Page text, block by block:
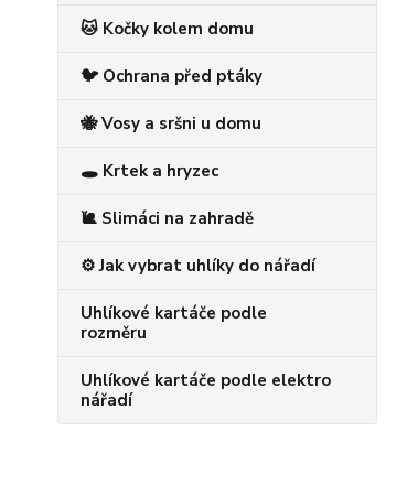
🐱 Kočky kolem domu
🐦 Ochrana před ptáky
🐝 Vosy a sršni u domu
🕳️ Krtek a hryzec
🐌 Slimáci na zahradě
⚙️ Jak vybrat uhlíky do nářadí
Uhlíkové kartáče podle
rozměru
Uhlíkové kartáče podle elektro
nářadí